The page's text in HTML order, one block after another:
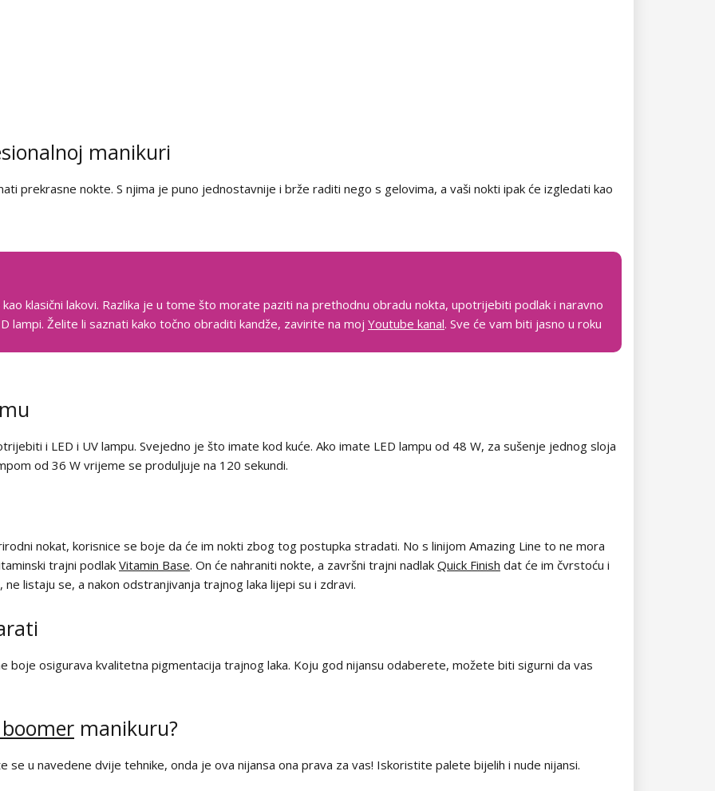
manikuri
prekrasne nokte. S njima je puno jednostavnije i brže raditi nego s gelovima, a vaši nokti ipak će izgledati kao
klasični lakovi. Razlika je u tome što morate paziti na prethodnu obradu nokta, upotrijebiti podlak i naravno
lampi. Želite li saznati kako točno obraditi kandže, zavirite na moj Youtube kanal. Sve će vam biti jasno u roku
i LED i UV lampu. Svejedno je što imate kod kuće. Ako imate LED lampu od 48 W, za sušenje jednog sloja
od 36 W vrijeme se produljuje na 120 sekundi.
nokat, korisnice se boje da će im nokti zbog tog postupka stradati. No s linijom Amazing Line to ne mora
trajni podlak Vitamin Base. On će nahraniti nokte, a završni trajni nadlak Quick Finish dat će im čvrstoću i
listaju se, a nakon odstranjivanja trajnog laka lijepi su i zdravi.
boje osigurava kvalitetna pigmentacija trajnog laka. Koju god nijansu odaberete, možete biti sigurni da vas
manikuru?
se u navedene dvije tehnike, onda je ova nijansa ona prava za vas! Iskoristite palete bijelih i nude nijansi.